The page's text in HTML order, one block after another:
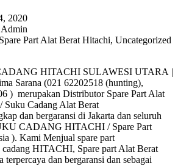
2020
Admin
Spare Part Alat Berat Hitachi, Uncategorized
HITACHI SULAWESI UTARA |
Sarana (021 62202518 (hunting),
) merupakan Distributor Spare Part Alat
Cadang Alat Berat
dan bergaransi di Jakarta dan seluruh
CADANG HITACHI / Spare Part
). Kami Menjual spare part
HITACHI, Spare part Alat Berat
dan bergaransi dan sebagai